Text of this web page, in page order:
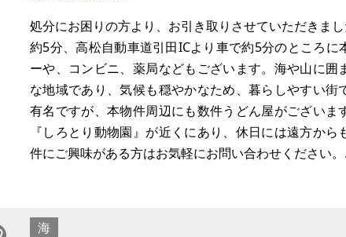
※問い合わせ多数あるいは取引条件等により、上記と
合意される場合もあります。
※物件を安く購入しても、購入後の維持費（税金、修
ります。ご購入に際しては十分ご留意の上、ご判
処分にお困りの方より、お引き取りさせていただきま
約5分、高松自動車道引田ICより車で約5分のところ
ーや、コンビニ、薬局などもございます。海や山に
な地域であり、気候も穏やかなため、暮らしやすい
有名ですが、本物件周辺にも数件うどん屋がございま
『しろとり動物園』が近くにあり、休日には遠方か
件にご興味がある方はお気軽にお問い合わせください。
場所:香川県東
海